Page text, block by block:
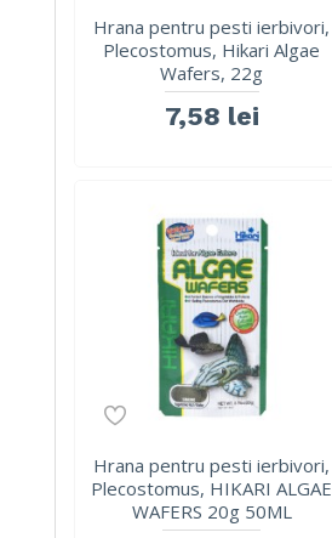
Hrana pentru pesti ierbivori,
Plecostomus, Hikari Algae
Wafers, 22g
7,58 lei
Hrana pentru pesti ierbivori,
Plecostomus, HIKARI ALGAE
WAFERS 20g 50ML